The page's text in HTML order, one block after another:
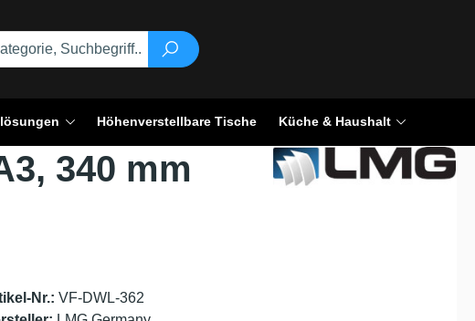
Höhenverstellbare Tische Küche & Haushalt
340 mm
Nr.: VF-DWL-362